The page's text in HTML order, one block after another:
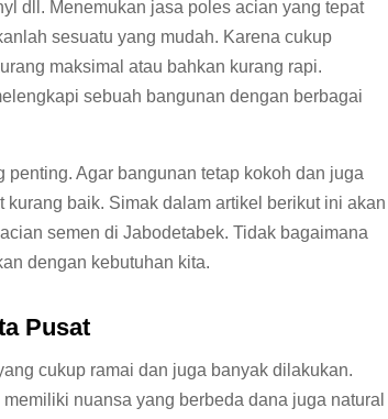
dll. Menemukan jasa poles acian yang tepat
sesuatu yang mudah. Karena cukup
maksimal atau bahkan kurang rapi.
sebuah bangunan dengan berbagai
Agar bangunan tetap kokoh dan juga
baik. Simak dalam artikel berikut ini akan
semen di Jabodetabek. Tidak bagaimana
dengan kebutuhan kita.
Pusat
cukup ramai dan juga banyak dilakukan.
nuansa yang berbeda dana juga natural